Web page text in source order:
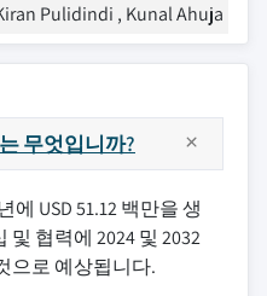
Pulidindi , Kunal Ahuja
무엇입니까?
에 USD 51.12 백만을 생
협력에 2024 및 2032
으로 예상됩니다.